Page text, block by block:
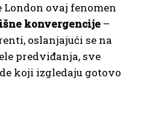
London ovaj fenomen
konvergencije –
oslanjajući se na
predviđanja, sve
koji izgledaju gotovo